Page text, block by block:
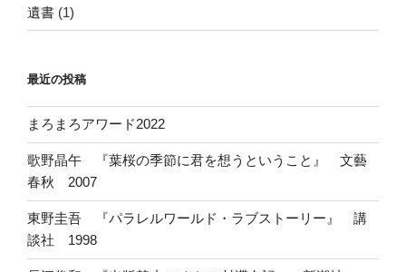
遺書 (1)
最近の投稿
まろまろアワード2022
歌野晶午 『葉桜の季節に君を想うということ』 文藝
春秋 2007
東野圭吾 『パラレルワールド・ラブストーリー』 講
談社 1998